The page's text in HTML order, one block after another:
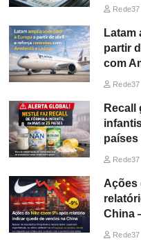
Rede37
Latam
partir
com
Rede37
Recall
Rede37
Ações
China
Rede37